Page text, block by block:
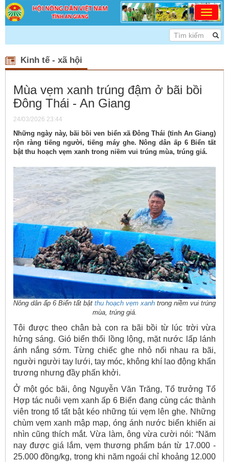
<<< DÂN CHỦ - ĐOÀN
Kinh tế - xã hội
Mùa vẹm xanh trúng đậm ở bãi bồi
Đông Thái - An Giang
24/03/2026 23:44
Những ngày này, bãi bồi ven biển xã Đông Thái (tỉnh An Giang)
rộn ràng tiếng người, tiếng máy ghe. Nông dân ấp 6 Biển tất
bật thu hoạch vẹm xanh trong niềm vui trúng mùa, trúng giá.
Nông dân ấp 6 Biển tất bật thu hoạch vẹm xanh trong niềm vui trúng
mùa, trúng giá.
Tôi được theo chân bà con ra bãi bồi từ lúc trời vừa
hửng sáng. Gió biển thổi lồng lộng, mặt nước lấp lánh
ánh nắng sớm. Từng chiếc ghe nhỏ nối nhau ra bãi,
người người tay lưới, tay móc, không khí lao động khẩn
trương nhưng đầy phấn khởi.
Ở một góc bãi, ông Nguyễn Văn Trăng, Tổ trưởng Tổ
Hợp tác nuôi vẹm xanh ấp 6 Biển đang cùng các thành
viên trong tổ tất bật kéo những túi vẹm lên ghe. Những
chùm vẹm xanh mập mạp, óng ánh nước biển khiến ai
nhìn cũng thích mắt. Vừa làm, ông vừa cười nói: “Năm
nay được giá lắm, vẹm thương phẩm bán từ 17.000 -
25.000 đồng/kg, trong khi năm ngoái chỉ khoảng 12.000